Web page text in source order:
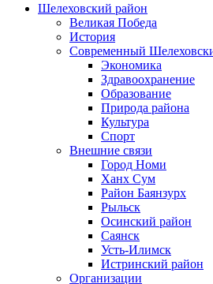
Шелеховский район
Великая Победа
История
Современный
Экономика
Здравоохранение
Образование
Природа района
Культура
Спорт
Внешние связи
Город Номи
Ханх Сум
Район Баянзурх
Рыльск
Осинский район
Саянск
Усть-Илимск
Истринский район
Организации